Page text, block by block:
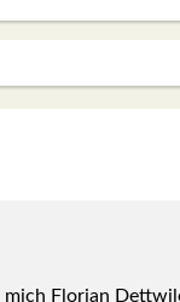
Flo­ri­an